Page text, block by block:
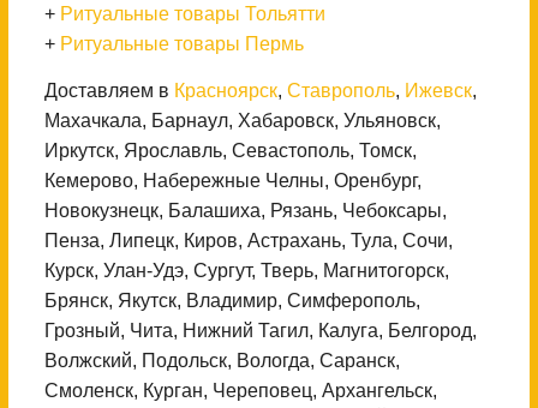
+ Ритуальные товары Тольятти
+ Ритуальные товары Пермь
Доставляем в Красноярск, Ставрополь, Ижевск,
Махачкала, Барнаул, Хабаровск, Ульяновск,
Иркутск, Ярославль, Севастополь, Томск,
Кемерово, Набережные Челны, Оренбург,
Новокузнецк, Балашиха, Рязань, Чебоксары,
Пенза, Липецк, Киров, Астрахань, Тула, Сочи,
Курск, Улан-Удэ, Сургут, Тверь, Магнитогорск,
Брянск, Якутск, Владимир, Симферополь,
Грозный, Чита, Нижний Тагил, Калуга, Белгород,
Волжский, Подольск, Вологда, Саранск,
Смоленск, Курган, Череповец, Архангельск,